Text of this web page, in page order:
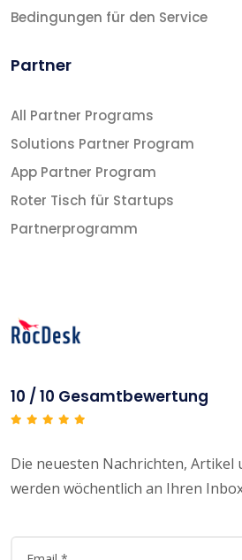
Bedingungen für den Service
Partner
All Partner Programs
Solutions Partner Program
App Partner Program
Roter Tisch für Startups
Partnerprogramm
10 / 10 Gesamtbewertung
Die neuesten Nachrichten, Artikel
werden wöchentlich an Ihren